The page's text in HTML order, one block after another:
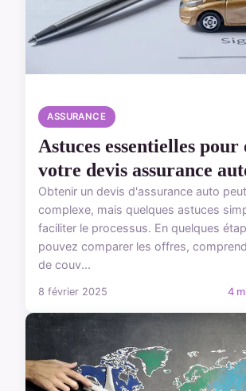
ASSURANCE
Astuces essentielles
votre devis assurance
Obtenir un devis d'assurance auto
complexe, mais quelques astuces
faciliter le processus. En quelques
pouvez comparer les offres,
de couv...
8 février 2025 4